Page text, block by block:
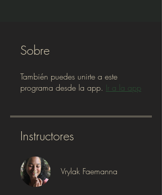
Sobre
También puedes unirte a este
programa desde la app. Ir a la app
Instructores
Vrylak Faemanna